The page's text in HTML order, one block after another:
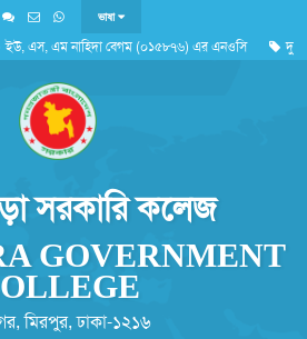
এস, এম নাহিদা বেগম (০১৫৮৭৬) এর এনওসি
ভাষা
সরকারি কলেজ
GOVERNMENT
মিরপুর, ঢাকা-১২১৬